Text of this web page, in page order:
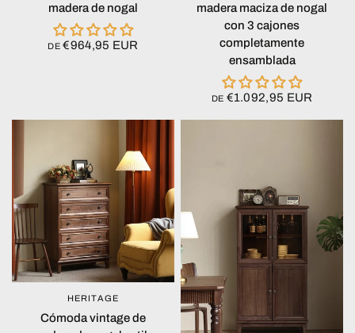
madera de nogal
DE €964,95 EUR
madera maciza de nogal
con 3 cajones
completamente
ensamblada
DE €1.092,95 EUR
VISTA RÁPIDA
HERITAGE
Cómoda vintage de